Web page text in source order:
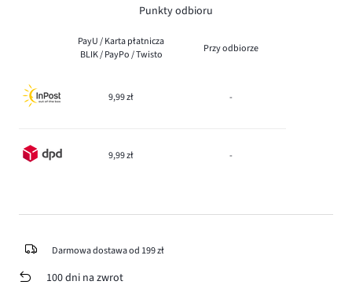
Punkty odbioru
PayU / Karta płatnicza
BLIK / PayPo / Twisto
Przy odbiorze
9,99 zł -
9,99 zł -
Darmowa dostawa od 199 zł
100 dni na zwrot